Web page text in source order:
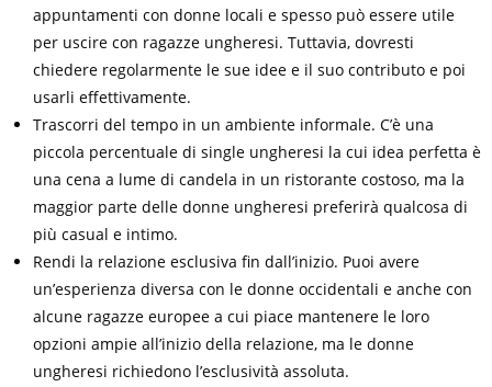
appuntamenti con donne locali e spesso può essere utile
per uscire con ragazze ungheresi. Tuttavia, dovresti
chiedere regolarmente le sue idee e il suo contributo e poi
usarli effettivamente.
Trascorri del tempo in un ambiente informale. C’è una
piccola percentuale di single ungheresi la cui idea perfetta è
una cena a lume di candela in un ristorante costoso, ma la
maggior parte delle donne ungheresi preferirà qualcosa di
più casual e intimo.
Rendi la relazione esclusiva fin dall’inizio. Puoi avere
un’esperienza diversa con le donne occidentali e anche con
alcune ragazze europee a cui piace mantenere le loro
opzioni ampie all’inizio della relazione, ma le donne
ungheresi richiedono l’esclusività assoluta.